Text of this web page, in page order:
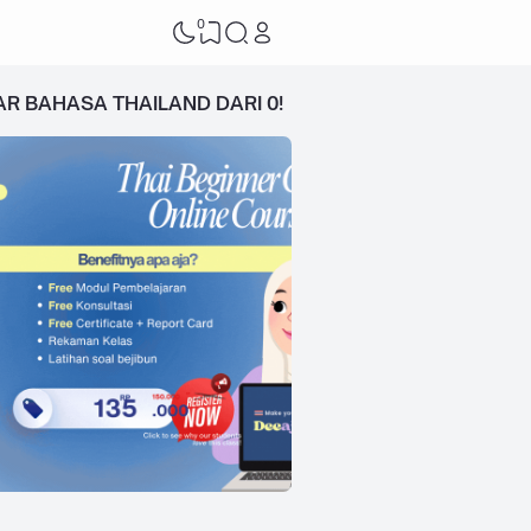
0
BAHASA THAILAND DARI 0!